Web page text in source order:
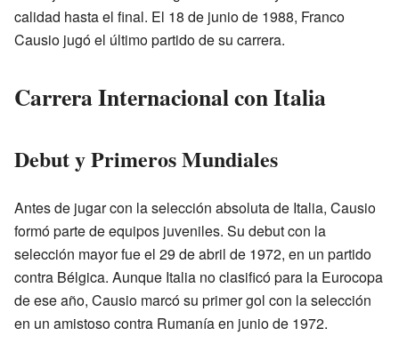
calidad hasta el final. El 18 de junio de 1988, Franco
Causio jugó el último partido de su carrera.
Carrera Internacional con Italia
Debut y Primeros Mundiales
Antes de jugar con la selección absoluta de Italia, Causio
formó parte de equipos juveniles. Su debut con la
selección mayor fue el 29 de abril de 1972, en un partido
contra Bélgica. Aunque Italia no clasificó para la Eurocopa
de ese año, Causio marcó su primer gol con la selección
en un amistoso contra Rumanía en junio de 1972.